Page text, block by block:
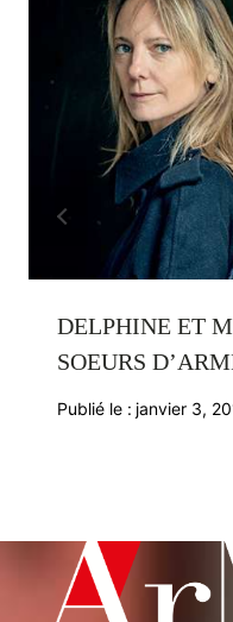
DELPHINE ET
SOEURS
Publié le : janvier 3,